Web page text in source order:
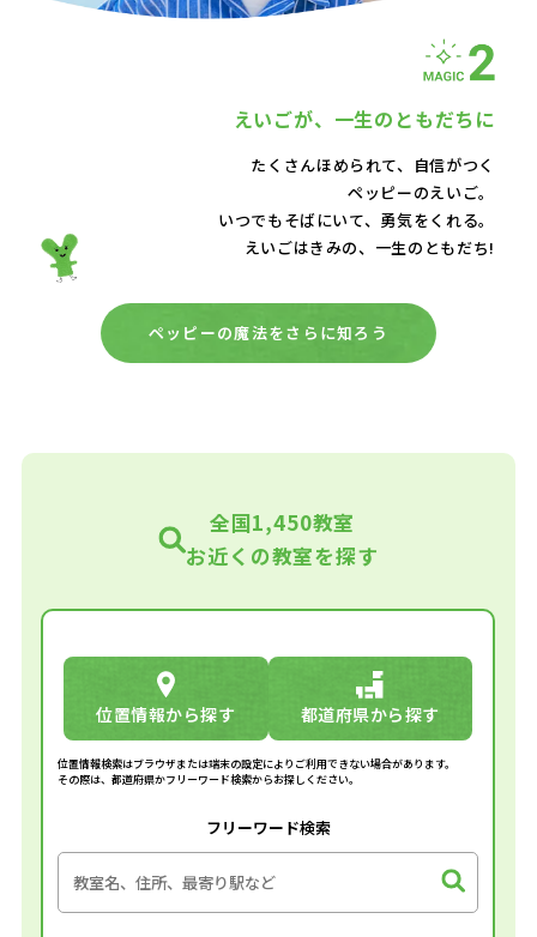
えいごが、 一生のともだちに
たくさんほめられて、自信がつく
ペッピーのえいご。
いつでもそばにいて、 勇気をくれる。
えいごはきみの、一生のともだち!
ペッピーの魔法をさらに知ろう
全国1,450教室
お近くの教室を探す
位置情報から探す 都道府県から探す
位置情報検索はブラウザまたは端末の設定によりご利用できない場合があります。
その際は、都道府県かフリーワード検索からお探しください。
フリーワード検索